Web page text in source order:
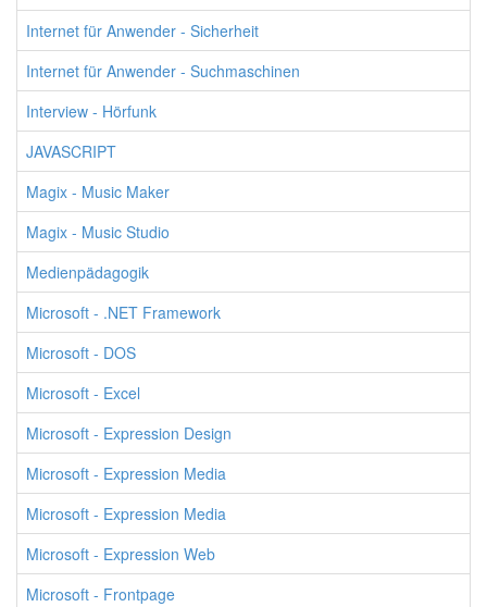
Internet für Anwender - Sicherheit
Internet für Anwender - Suchmaschinen
Interview - Hörfunk
JAVASCRIPT
Magix - Music Maker
Magix - Music Studio
Medienpädagogik
Microsoft - .NET Framework
Microsoft - DOS
Microsoft - Excel
Microsoft - Expression Design
Microsoft - Expression Media
Microsoft - Expression Media
Microsoft - Expression Web
Microsoft - Frontpage